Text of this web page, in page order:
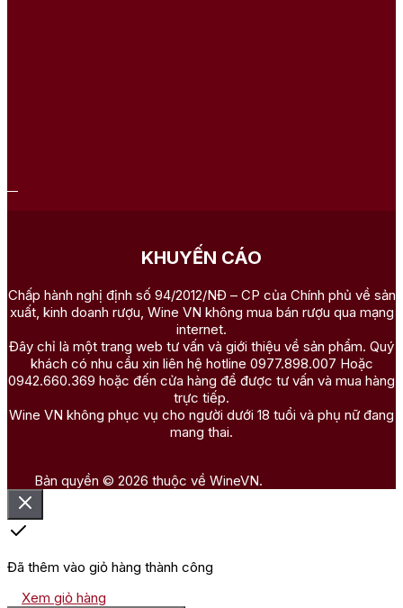
KHUYẾN CÁO
Chấp hành nghị định số 94/2012/NĐ – CP của Chính phủ về sản
xuất, kinh doanh rượu, Wine VN không mua bán rượu qua mạng
internet.
Đây chỉ là một trang web tư vấn và giới thiệu về sản phẩm. Quý
khách có nhu cầu xin liên hệ hotline 0977.898.007 Hoặc
0942.660.369 hoặc đến cửa hàng để được tư vấn và mua hàng
trực tiếp.
Wine VN không phục vụ cho người dưới 18 tuổi và phụ nữ đang
mang thai.
Bản quyền © 2026 thuộc về WineVN.
Đã thêm vào giỏ hàng thành công
Xem giỏ hàng